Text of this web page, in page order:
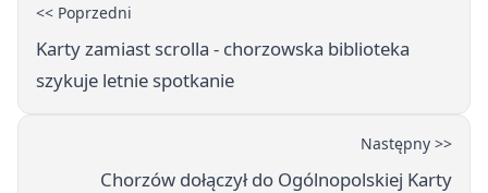
<< Poprzedni
Karty zamiast scrolla - chorzowska biblioteka
szykuje letnie spotkanie
Następny >>
Chorzów dołączył do Ogólnopolskiej Karty